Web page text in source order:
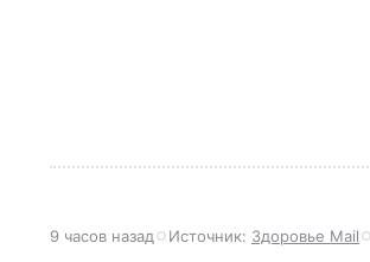
9 часов назад Источник: Здоровье Mail